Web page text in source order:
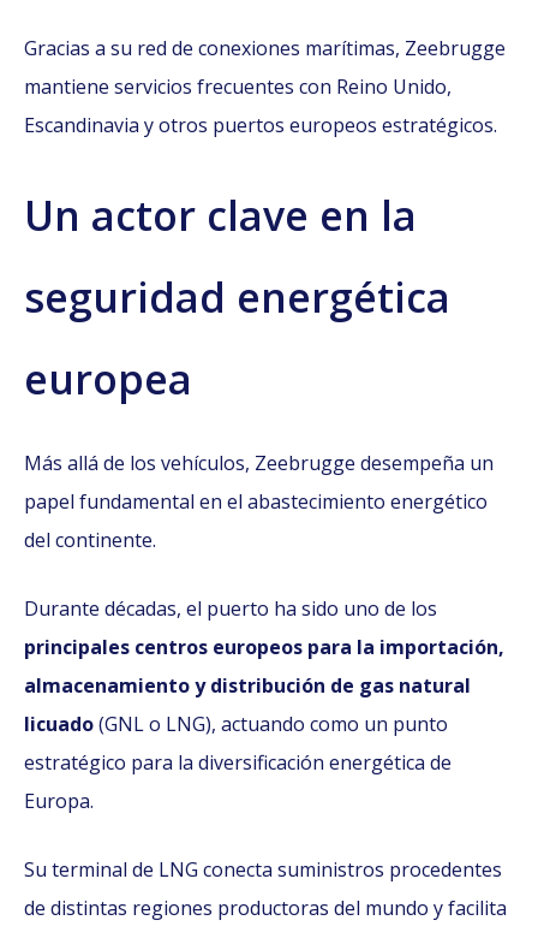
Gracias a su red de conexiones marítimas, Zeebrugge
mantiene servicios frecuentes con Reino Unido,
Escandinavia y otros puertos europeos estratégicos.
Un actor clave en la
seguridad energética
europea
Más allá de los vehículos, Zeebrugge desempeña un
papel fundamental en el abastecimiento energético
del continente.
Durante décadas, el puerto ha sido uno de los
principales centros europeos para la importación,
almacenamiento y distribución de gas natural
licuado(GNL o LNG), actuando como un punto
estratégico para la diversificación energética de
Europa.
Su terminal de LNG conecta suministros procedentes
de distintas regiones productoras del mundo y facilita